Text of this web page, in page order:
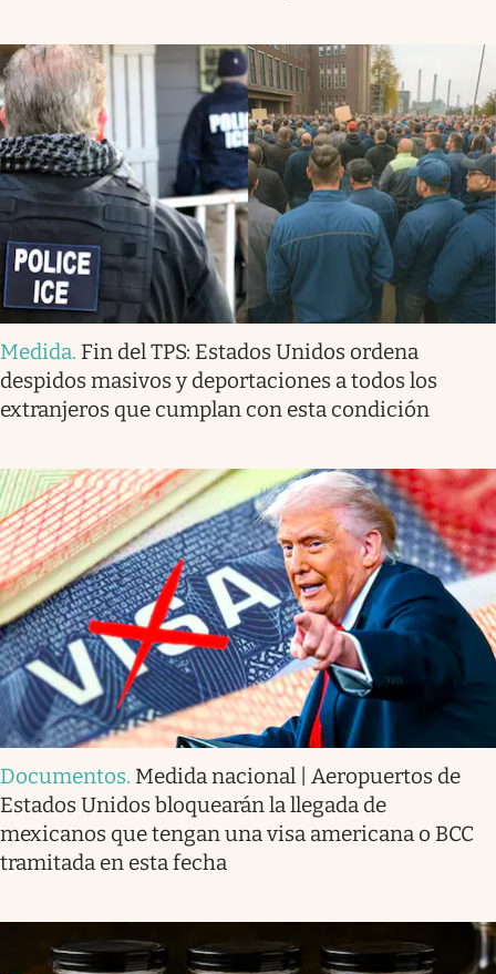
Medida. Fin del TPS: Estados Unidos ordena
despidos masivos y deportaciones a todos los
extranjeros que cumplan con esta condición
Documentos. Medida nacional | Aeropuertos de
Estados Unidos bloquearán la llegada de
mexicanos que tengan una visa americana o BCC
tramitada en esta fecha